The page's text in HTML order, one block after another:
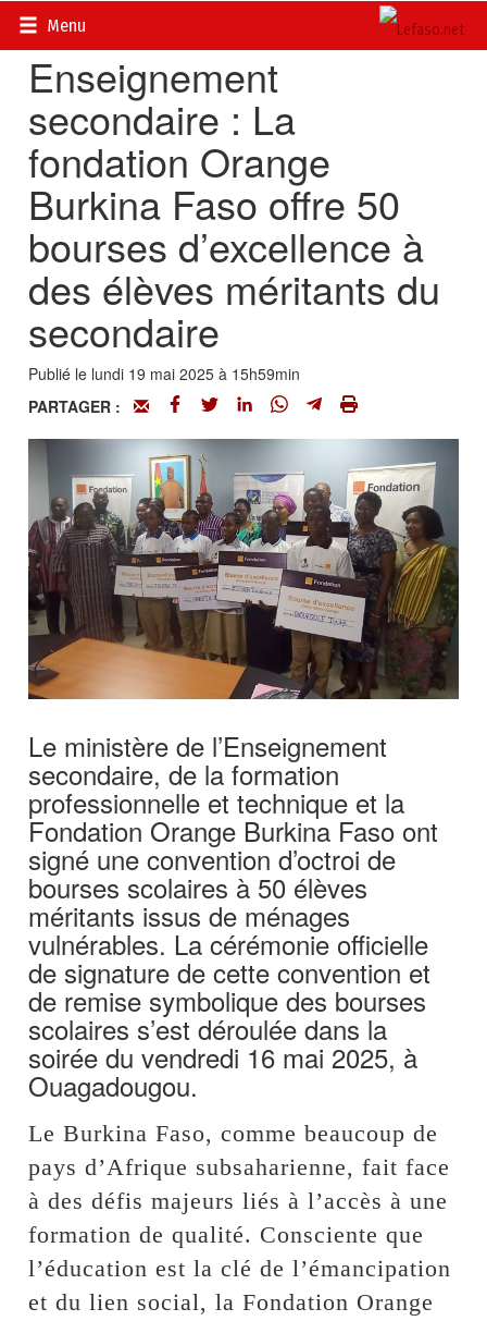
Menu
Accueil>
Enseignement
secondaire : La
fondation Orange
Burkina Faso offre 50
bourses d’excellence à
des élèves méritants du
secondaire
Publié le lundi 19 mai 2025 à 15h59min
PARTAGER :
Le ministère de l’Enseignement
secondaire, de la formation
professionnelle et technique et la
Fondation Orange Burkina Faso ont
signé une convention d’octroi de
bourses scolaires à 50 élèves
méritants issus de ménages
vulnérables. La cérémonie officielle
de signature de cette convention et
de remise symbolique des bourses
scolaires s’est déroulée dans la
soirée du vendredi 16 mai 2025, à
Ouagadougou.
Le Burkina Faso, comme beaucoup de
pays d’Afrique subsaharienne, fait face
à des défis majeurs liés à l’accès à une
formation de qualité. Consciente que
l’éducation est la clé de l’émancipation
et du lien social, la Fondation Orange